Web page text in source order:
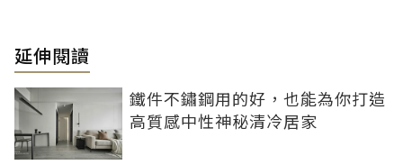
延伸閱讀
鐵件不鏽鋼用的好，也能為你打造
高質感中性神秘清冷居家